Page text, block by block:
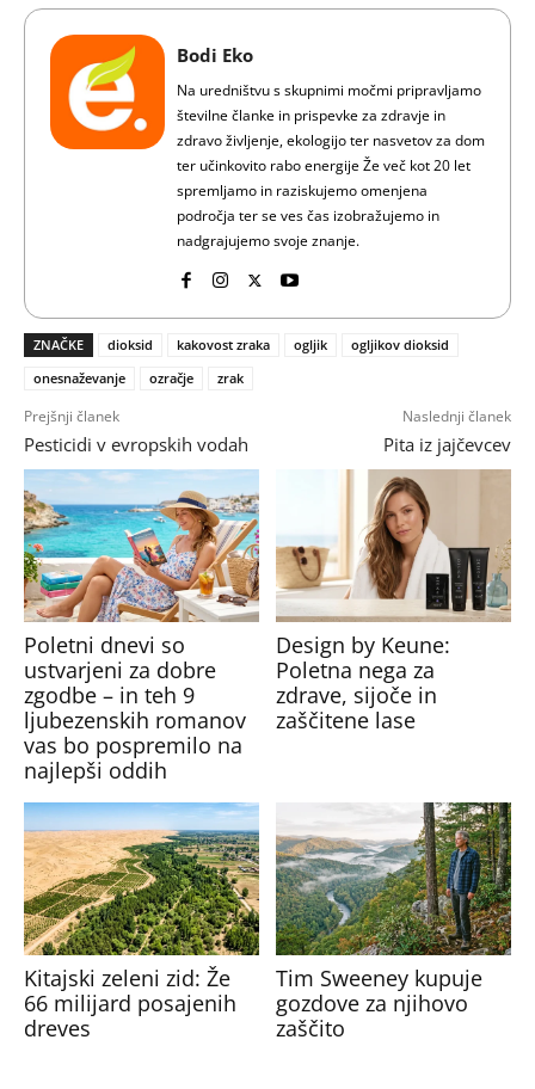
Bodi Eko
Na uredništvu s skupnimi močmi pripravljamo
številne članke in prispevke za zdravje in
zdravo življenje, ekologijo ter nasvetov za dom
ter učinkovito rabo energije Že več kot 20 let
spremljamo in raziskujemo omenjena
področja ter se ves čas izobražujemo in
nadgrajujemo svoje znanje.
ZNAČKE dioksid kakovost zraka ogljik
ogljikov dioksid
onesnaževanje
ozračje zrak
Prejšnji članek
Pesticidi v evropskih vodah
Naslednji članek
Pita iz jajčevcev
Poletni dnevi so
ustvarjeni za dobre
zgodbe – in teh 9
ljubezenskih romanov
vas bo pospremilo na
najlepši oddih
Design by Keune:
Poletna nega za
zdrave, sijoče in
zaščitene lase
Kitajski zeleni zid: Že
66 milijard posajenih
dreves
Tim Sweeney kupuje
gozdove za njihovo
zaščito